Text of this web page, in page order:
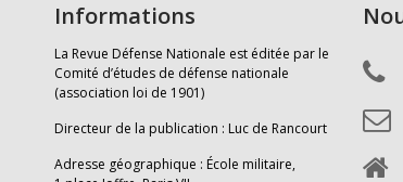
Informations
La Revue Défense Nationale est éditée par le
Comité d’études de défense nationale
(association loi de 1901)
Directeur de la publication : Luc de Rancourt
Adresse géographique : École militaire,